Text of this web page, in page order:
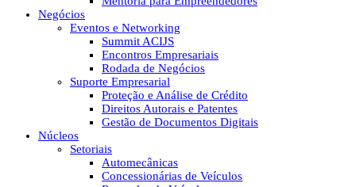
Negócios
Eventos e Networking
Summit ACIJS
Encontros Empresariais
Rodada de Negócios
Suporte Empresarial
Proteção e Análise de Crédito
Direitos Autorais e Patentes
Gestão de Documentos Digitais
Núcleos
Setoriais
Automecânicas
Concessionárias de Veículos